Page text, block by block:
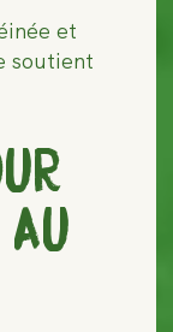
et
soutient
AU